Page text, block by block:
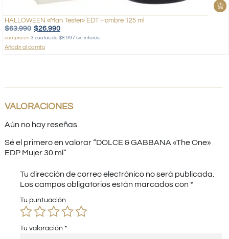
HALLOWEEN «Man Tester» EDT Hombre 125 ml
$63.990 $26.990
compra en 3 cuotas de $8.997 sin interés
Añadir al carrito
VALORACIONES
Aún no hay reseñas
Sé el primero en valorar “DOLCE & GABBANA «The One»
EDP Mujer 30 ml”
Tu dirección de correo electrónico no será publicada.
Los campos obligatorios están marcados con *
Tu puntuación
Tu valoración *